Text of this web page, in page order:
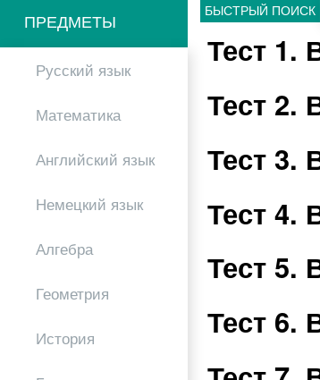
ПРЕДМЕТЫ
Русский язык
Математика
Английский язык
Немецкий язык
Алгебра
Геометрия
История
БЫСТРЫЙ ПОИСК
Тест 1.
Тест 2.
Тест 3.
Тест 4.
Тест 5.
Тест 6.